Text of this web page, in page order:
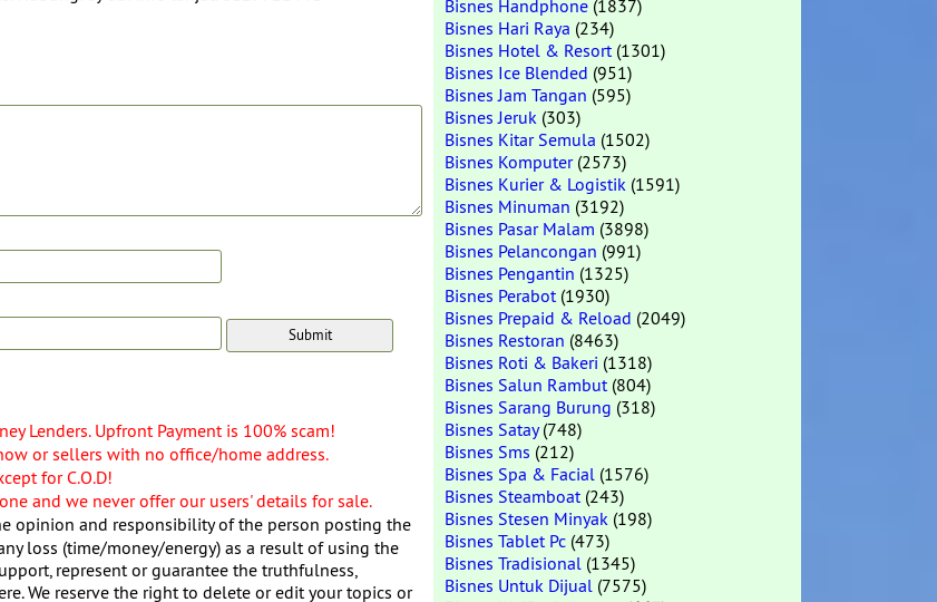
Lenders. Upfront Payment is 100% scam!
or sellers with no office/home address.
for C.O.D!
and we never offer our users' details for sale.
opinion and responsibility of the person posting the
loss (time/money/energy) as a result of using the
represent or guarantee the truthfulness,
We reserve the right to delete or edit your topics or
Bisnes Handphone (1837)
Bisnes Hari Raya (234)
Bisnes Hotel & Resort(1301)
Bisnes Ice Blended (951)
Bisnes Jam Tangan (595)
Bisnes Jeruk (303)
Bisnes Kitar Semula (1502)
Bisnes Komputer(2573)
Bisnes Kurier & Logistik (1591)
Bisnes Minuman (3192)
Bisnes Pasar Malam (3898)
Bisnes Pelancongan (991)
Bisnes Pengantin (1325)
Bisnes Perabot(1930)
Bisnes Prepaid & Reload (2049)
Bisnes Restoran (8463)
Bisnes Roti & Bakeri (1318)
Bisnes Salun Rambut(804)
Bisnes Sarang Burung (318)
Bisnes Satay(748)
Bisnes Sms (212)
Bisnes Spa & Facial (1576)
Bisnes Steamboat(243)
Bisnes Stesen Minyak (198)
Bisnes Tablet Pc (473)
Bisnes Tradisional (1345)
Bisnes Untuk Dijual (7575)